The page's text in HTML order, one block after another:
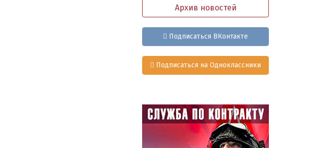
Архив новостей
Подписаться ВКонтакте
Подписаться на Одноклассники